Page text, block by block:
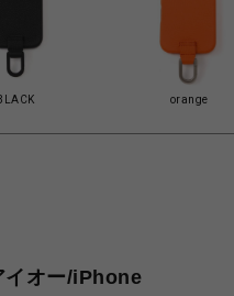
orange
オー/iPhone